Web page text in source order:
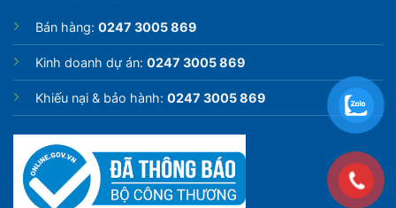
Bán hàng: 0247 3005 869
Kinh doanh dự án: 0247 3005 869
Khiếu nại & bảo hành: 0247 3005 869